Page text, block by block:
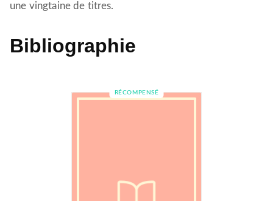
une vingtaine de titres.
Bibliographie
RÉCOMPENSÉ